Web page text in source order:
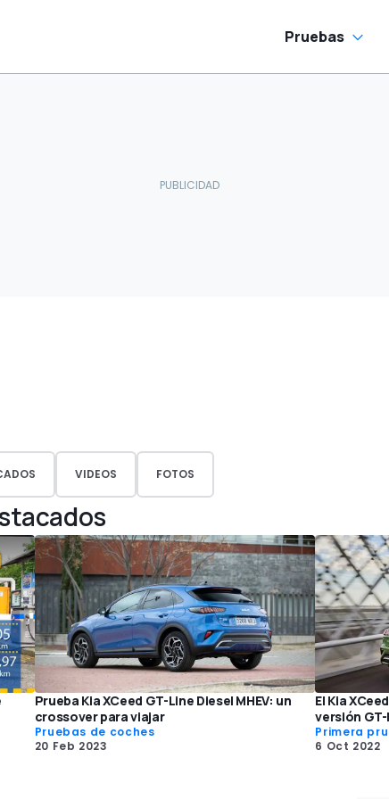
Pruebas
VIDEOS FOTOS
Prueba Kia XCeed GT-Line Diesel MHEV: un
crossover para viajar
Pruebas de coches
20 Feb 2023
El Kia
versión
Primera
6 Oct 2022